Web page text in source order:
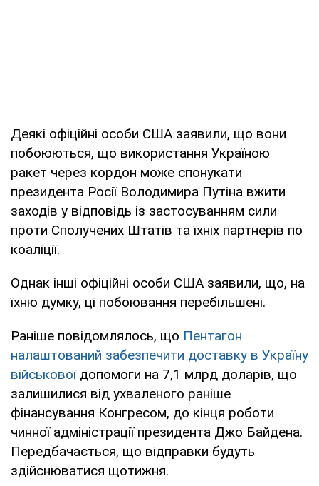
Деякі офіційні особи США заявили, що вони
побоюються, що використання Україною
ракет через кордон може спонукати
президента Росії Володимира Путіна вжити
заходів у відповідь із застосуванням сили
проти Сполучених Штатів та їхніх партнерів по
коаліції.
Однак інші офіційні особи США заявили, що, на
їхню думку, ці побоювання перебільшені.
Раніше повідомлялось, що Пентагон
налаштований забезпечити доставку в Україну
військовоїдопомоги на 7,1 млрд доларів, що
залишилися від ухваленого раніше
фінансування Конгресом, до кінця роботи
чинної адміністрації президента Джо Байдена.
Передбачається, що відправки будуть
здійснюватися щотижня.